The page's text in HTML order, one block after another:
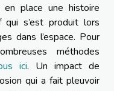
place une histoire
s’est produit lors
dans l’espace. Pour
méthodes
ici. Un impact de
qui a fait pleuvoir